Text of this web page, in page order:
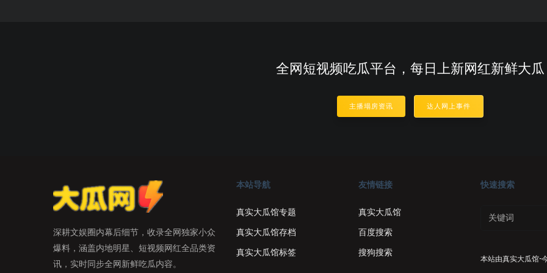
全网短视频吃瓜平台，每日上新网红新鲜大瓜
主播塌房资讯 达人网上事件
深耕文娱圈内幕后细节，收录全网独家小众
爆料，涵盖内地明星、短视频网红全品类资
讯，实时同步全网新鲜吃瓜内容。
本站导航
真实大瓜馆专题
真实大瓜馆存档
真实大瓜馆标签
友情链接
真实大瓜馆
百度搜索
搜狗搜索
快速搜索
本站由真实大瓜馆-